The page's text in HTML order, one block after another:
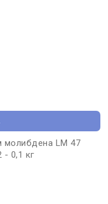
LM 47
- 0,1 кг